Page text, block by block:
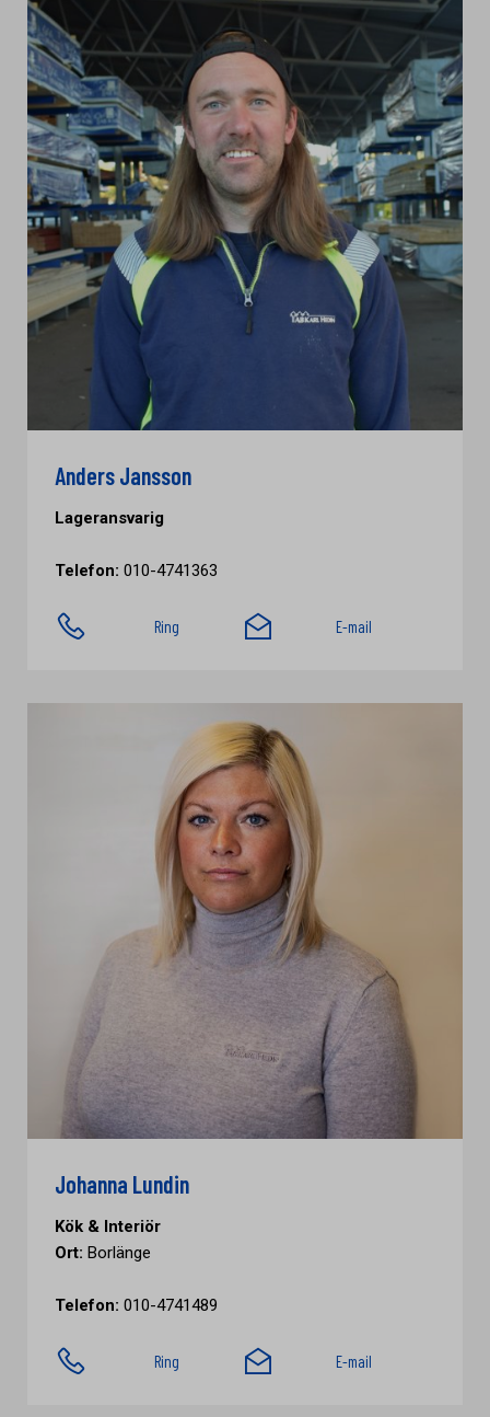
Anders Jansson
Lageransvarig
Telefon: 010-4741363
Ring E-mail
Johanna Lundin
Kök & Interiör
Ort: Borlänge
Telefon: 010-4741489
Ring E-mail